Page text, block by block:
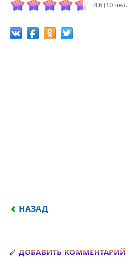
4.6 (10
ПРЕДЫДУЩИЙ: ТРУП
НАЗАД
ДОБАВИТЬ КОММЕНТАРИЙ